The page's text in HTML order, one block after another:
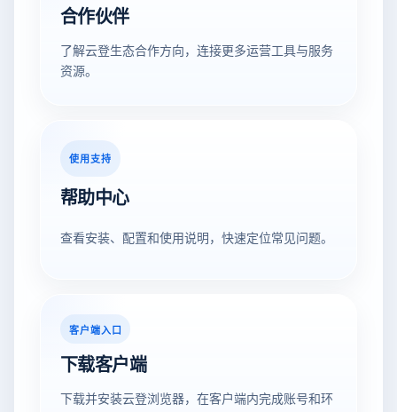
合作伙伴
了解云登生态合作方向，连接更多运营工具与服务
资源。
使用支持
帮助中心
查看安装、配置和使用说明，快速定位常见问题。
客户端入口
下载客户端
下载并安装云登浏览器，在客户端内完成账号和环